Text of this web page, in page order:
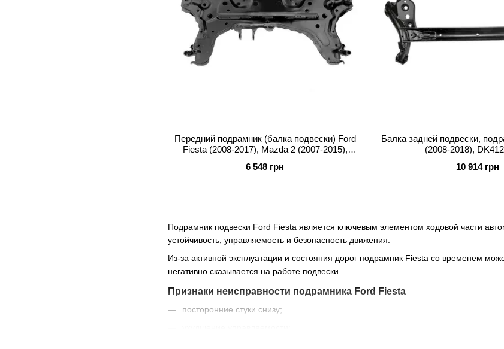
Подрамник подвески Ford Fiesta является ключевым элементом ходовой части
устойчивость, управляемость и безопасность движения.
Из-за активной эксплуатации и состояния дорог подрамник Fiesta со временем
негативно сказывается на работе подвески.
Признаки неисправности подрамника Ford Fiesta
посторонние стуки снизу;
Передний подрамник (балка подвески) Ford
Fiesta (2008-2017), Mazda 2 (2007-2015),
6 548 грн
Балка задней подвески,
(2008-2018),
10 914 грн